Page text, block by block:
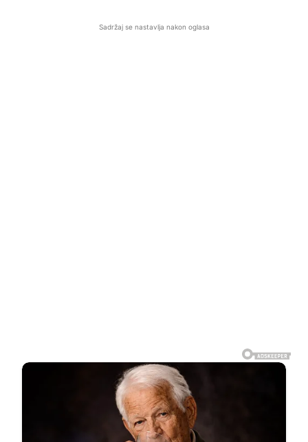
Sadržaj se nastavlja nakon oglasa